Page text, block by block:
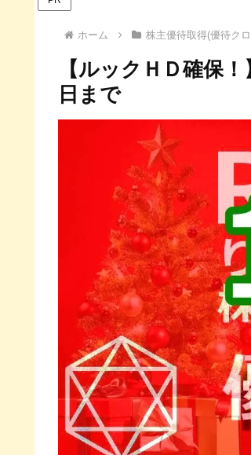
ホーム 株主優待取得(優待ク
【ルックＨＤ確保
日まで